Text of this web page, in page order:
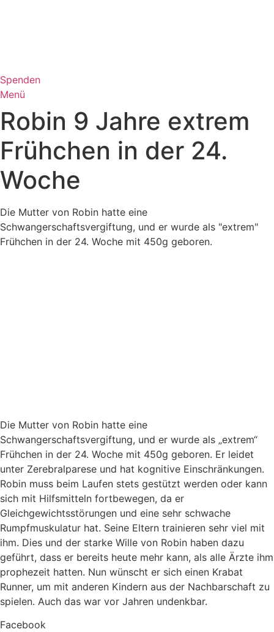
Spenden
Menü
Robin 9 Jahre extrem
Frühchen in der 24.
Woche
Die Mutter von Robin hatte eine
Schwangerschaftsvergiftung, und er wurde als "extrem"
Frühchen in der 24. Woche mit 450g geboren.
Die Mutter von Robin hatte eine
Schwangerschaftsvergiftung, und er wurde als „extrem“
Frühchen in der 24. Woche mit 450g geboren. Er leidet
unter Zerebralparese und hat kognitive Einschränkungen.
Robin muss beim Laufen stets gestützt werden oder kann
sich mit Hilfsmitteln fortbewegen, da er
Gleichgewichtsstörungen und eine sehr schwache
Rumpfmuskulatur hat. Seine Eltern trainieren sehr viel mit
ihm. Dies und der starke Wille von Robin haben dazu
geführt, dass er bereits heute mehr kann, als alle Ärzte ihm
prophezeit hatten. Nun wünscht er sich einen Krabat
Runner, um mit anderen Kindern aus der Nachbarschaft zu
spielen. Auch das war vor Jahren undenkbar.
Facebook